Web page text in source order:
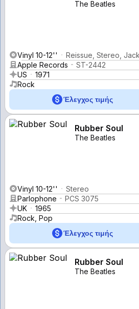
The Beatles
Vinyl 10-12''
Reissue, Stereo,
Apple Records
ST-2442
US
1971
Rock
Έλεγχος τιμής
Rubber Soul
The Beatles
Vinyl 10-12''
Stereo
Parlophone
PCS 3075
UK
1965
Rock, Pop
Έλεγχος τιμής
Rubber Soul
The Beatles